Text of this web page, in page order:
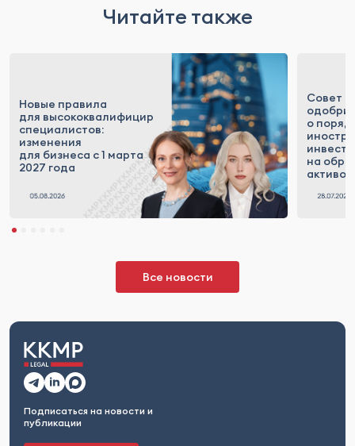
Читайте также
Новые правила
для высококвалифицированных
специалистов:
изменения
для бизнеса с 1 марта
2027 года
Совет
о
на
активов
Все новости
Подписаться на новости и
публикации